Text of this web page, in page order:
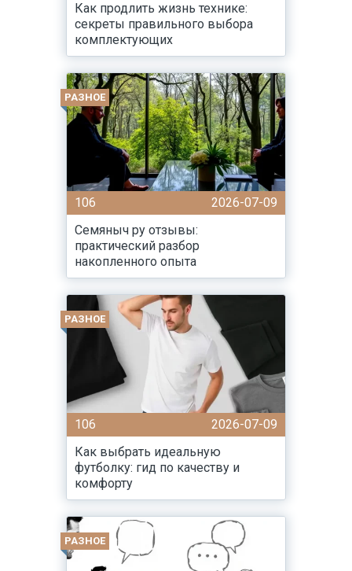
Как продлить жизнь технике:
секреты правильного выбора
комплектующих
РАЗНОЕ
106
2026-07-09
Семяныч ру отзывы:
практический разбор
накопленного опыта
РАЗНОЕ
106
2026-07-09
Как выбрать идеальную
футболку: гид по качеству и
комфорту
РАЗНОЕ